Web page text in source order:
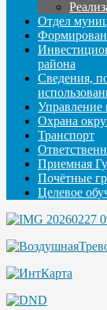
Отдел
района
Сведения,
Управление
Охрана
Транспорт
Приемная
Почётные
Целевое